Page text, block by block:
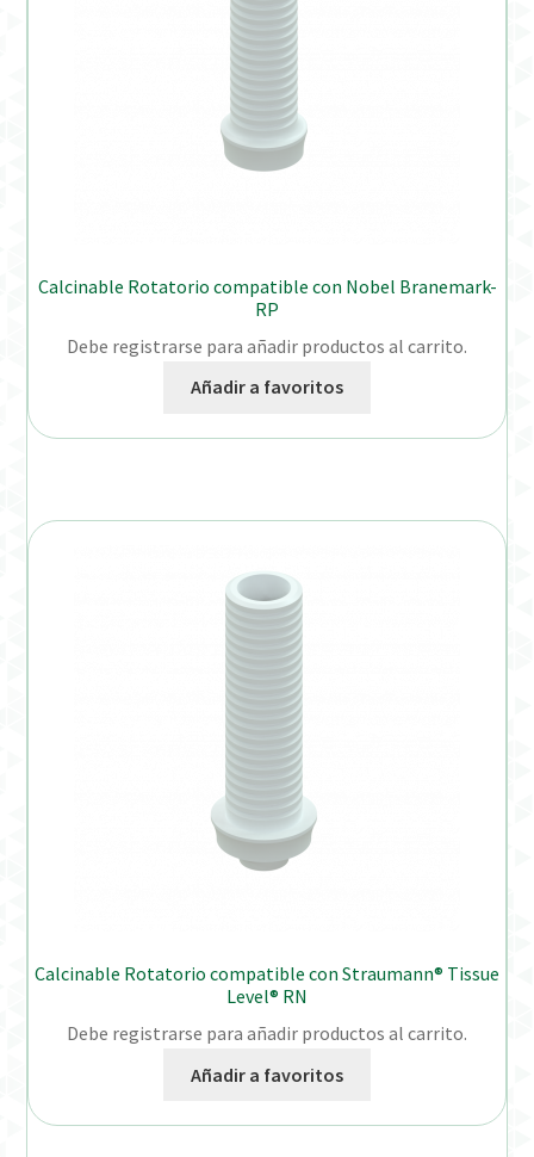
Calcinable Rotatorio compatible con Nobel Branemark-
RP
Debe registrarse para añadir productos al carrito.
Añadir a favoritos
Calcinable Rotatorio compatible con Straumann® Tissue
Level® RN
Debe registrarse para añadir productos al carrito.
Añadir a favoritos